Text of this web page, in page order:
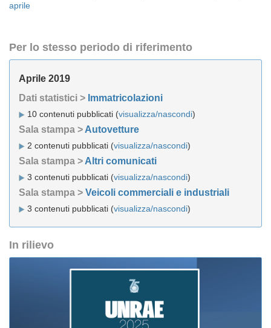
aprile
Per lo stesso periodo di riferimento
Aprile 2019
Dati statistici > Immatricolazioni
10 contenuti pubblicati (visualizza/nascondi)
Sala stampa > Autovetture
2 contenuti pubblicati (visualizza/nascondi)
Sala stampa > Altri comunicati
3 contenuti pubblicati (visualizza/nascondi)
Sala stampa > Veicoli commerciali e industriali
3 contenuti pubblicati (visualizza/nascondi)
In rilievo